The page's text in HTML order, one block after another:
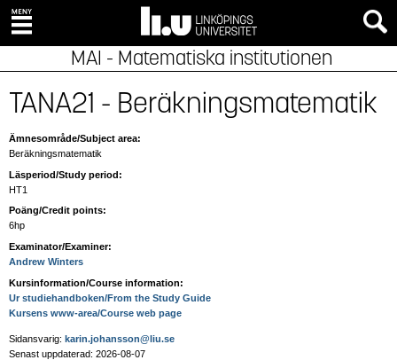
MAI - Matematiska institutionen
TANA21 - Beräkningsmatematik
Ämnesområde/Subject area:
Beräkningsmatematik
Läsperiod/Study period:
HT1
Poäng/Credit points:
6hp
Examinator/Examiner:
Andrew Winters
Kursinformation/Course information:
Ur studiehandboken/From the Study Guide
Kursens www-area/Course web page
Sidansvarig: karin.johansson@liu.se
Senast uppdaterad: 2026-08-07